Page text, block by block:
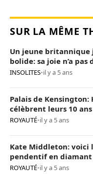
SUR LA MÊME
Un jeune
bolide: sa joie n’a pas
INSOLITES•il y a 5 ans
Palais de
célèbrent leurs 10
ROYAUTÉ•il y a 5 ans
Kate Middleton: voici
pendentif en diamant
ROYAUTÉ•il y a 5 ans